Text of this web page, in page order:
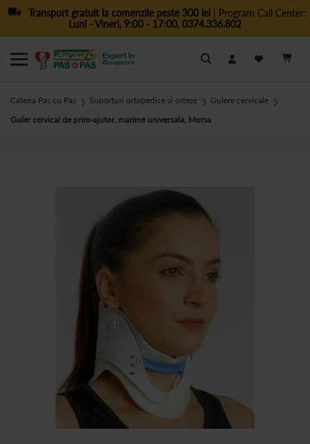
Transport gratuit la comenzile peste 300 lei| Program Call Center:
Luni - Vineri, 9:00 - 17:00, 0374.336.802
Cautare
Catena Pas cu Pas ❯ Suporturi ortopedice si orteze ❯ Gulere cervicale ❯
Guler cervical de prim-ajutor, marime universala, Morsa